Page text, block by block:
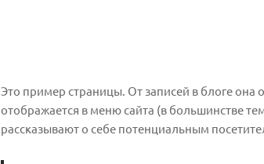
Это пример страницы. От записей в блоге она
отображается в меню сайта (в большинстве
рассказывают о себе потенциальным